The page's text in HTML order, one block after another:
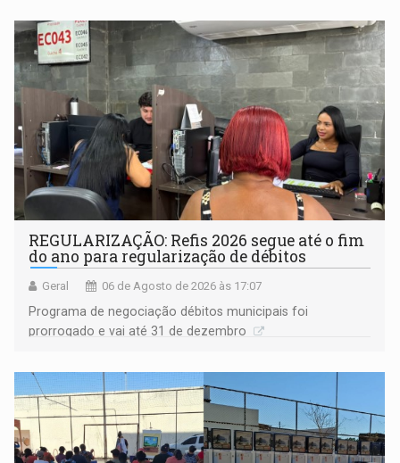
Goiás
REGULARIZAÇÃO: Refis 2026 segue até o fim
do ano para regularização de débitos
Geral 06 de Agosto de 2026 às 17:07
Programa de negociação débitos municipais foi
prorrogado e vai até 31 de dezembro